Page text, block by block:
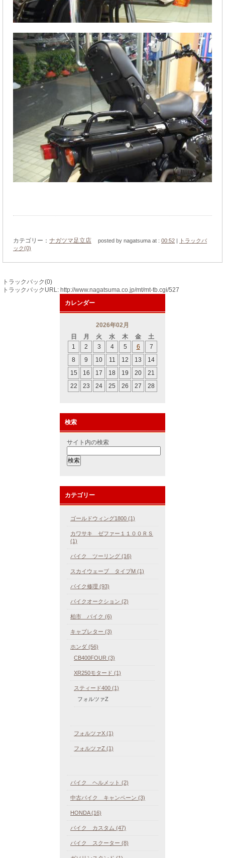
カテゴリー： ナガツマ足立店 posted by nagatsuma at : 00:52 |
トラックバ
ック(0)
トラックバック(0)
トラックバックURL: http://www.nagatsuma.co.jp/mt/mt-tb.cgi/527
カレンダー
2026年02月
日
月 火 水 木 金
土
1
2 3 4 5 6
7
8
9 10 11 12 13
14
15
16 17 18 19 20
21
22
23 24 25 26 27 28
検索
サイト内の検索
カテゴリー
ゴールドウィング1800 (1)
カワサキ ゼファー１１００ＲＳ
(1)
バイク ツーリング (16)
スカイウェーブ タイプM (1)
バイク修理 (93)
バイクオークション (2)
柏市 バイク (6)
キャブレター (3)
ホンダ (56)
CB400FOUR (3)
XR250モタード (1)
スティード400 (1)
フォルツァZ
フォルツァX (1)
フォルツァZ (1)
バイク ヘルメット (2)
中古バイク キャンペーン (3)
HONDA (16)
バイク カスタム (47)
バイク スクーター (8)